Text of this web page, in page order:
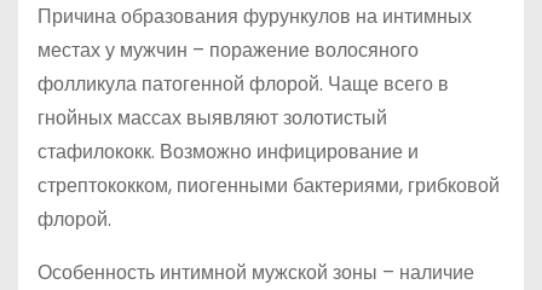
Причина образования фурункулов на интимных
местах у мужчин – поражение волосяного
фолликула патогенной флорой. Чаще всего в
гнойных массах выявляют золотистый
стафилококк. Возможно инфицирование и
стрептококком, пиогенными бактериями, грибковой
флорой.
Особенность интимной мужской зоны – наличие